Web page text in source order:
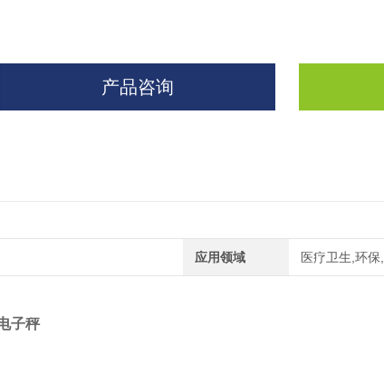
产品咨询
应用领域 医疗卫生,环
子秤